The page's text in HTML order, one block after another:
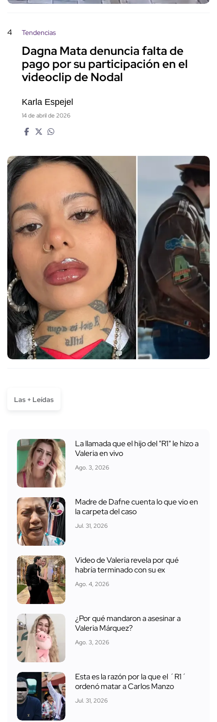
4 Tendencias
Dagna Mata denuncia falta de
pago por su participación en el
videoclip de Nodal
Karla Espejel
14 de abril de 2026
Las + Leídas
La llamada que el hijo del "R1" le hizo a
Valeria en vivo
Ago. 3, 2026
Madre de Dafne cuenta lo que vio en
la carpeta del caso
Jul. 31, 2026
Video de Valeria revela por qué
habría terminado con su ex
Ago. 4, 2026
¿Por qué mandaron a asesinar a
Valeria Márquez?
Ago. 3, 2026
Esta es la razón por la que el ´R1´
ordenó matar a Carlos Manzo
Jul. 31, 2026